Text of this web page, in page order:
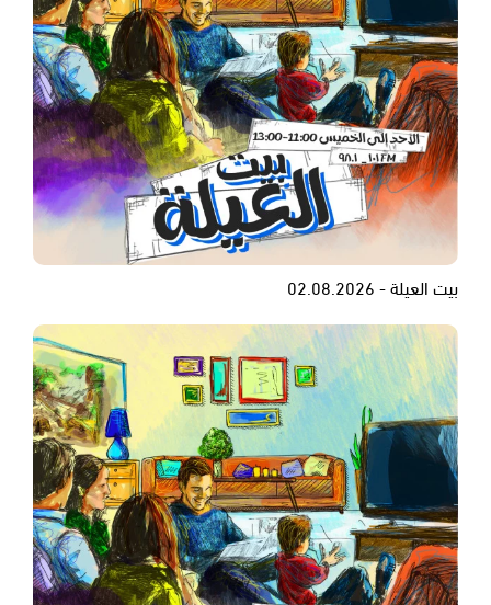
بيت العيلة - 02.08.2026